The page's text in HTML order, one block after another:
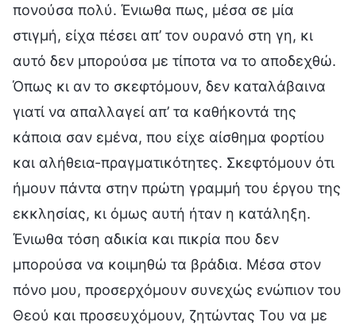
πονούσα πολύ. Ένιωθα πως, μέσα σε μία
στιγμή, είχα πέσει απ’ τον ουρανό στη γη, κι
αυτό δεν μπορούσα με τίποτα να το αποδεχθώ.
Όπως κι αν το σκεφτόμουν, δεν καταλάβαινα
γιατί να απαλλαγεί απ’ τα καθήκοντά της
κάποια σαν εμένα, που είχε αίσθημα φορτίου
και αλήθεια-πραγματικότητες. Σκεφτόμουν ότι
ήμουν πάντα στην πρώτη γραμμή του έργου της
εκκλησίας, κι όμως αυτή ήταν η κατάληξη.
Ένιωθα τόση αδικία και πικρία που δεν
μπορούσα να κοιμηθώ τα βράδια. Μέσα στον
πόνο μου, προσερχόμουν συνεχώς ενώπιον του
Θεού και προσευχόμουν, ζητώντας Του να με